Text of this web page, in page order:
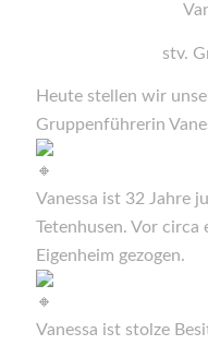
stv.
Heute stellen wir
Gruppenführerin
Vanessa ist 32 Jahre
Tetenhusen. Vor circa
Eigenheim gezogen.
Vanessa ist stolze